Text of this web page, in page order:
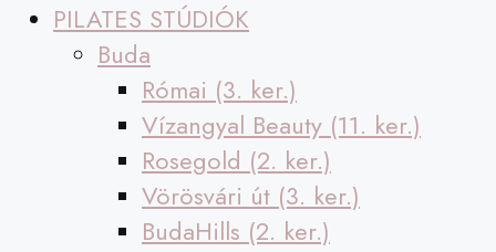
PILATES STÚDIÓK
Buda
Római (3. ker.)
Vízangyal Beauty (11. ker.)
Rosegold (2. ker.)
Vörösvári út (3. ker.)
BudaHills (2. ker.)